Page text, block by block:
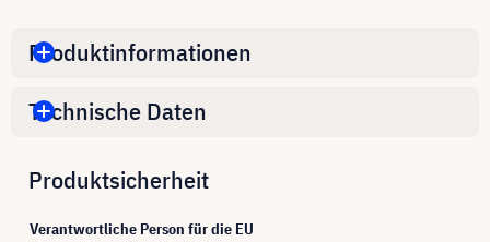
Produktinformationen
Technische Daten
Produktsicherheit
Verantwortliche Person für die EU